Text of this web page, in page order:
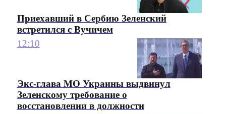
Приехавший в Сербию Зеленский
встретился с Вучичем
12:10
Экс-глава МО Украины выдвинул
Зеленскому требование о
восстановлении в должности